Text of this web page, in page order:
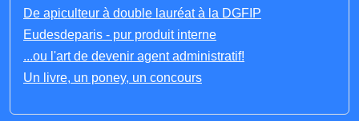
De apiculteur à double lauréat à la DGFIP
Eudesdeparis - pur produit interne
...ou l'art de devenir agent administratif!
Un livre, un poney, un concours